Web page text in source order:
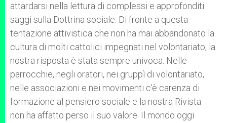
attardarsi nella lettura di complessi e approfonditi
saggi sulla Dottrina sociale. Di fronte a questa
tentazione attivistica che non ha mai abbandonato la
cultura di molti cattolici impegnati nel volontariato, la
nostra risposta è stata sempre univoca. Nelle
parrocchie, negli oratori, nei gruppì di volontariato,
nelle associazioni e nei movimenti c’è carenza di
formazione al pensiero sociale e la nostra Rivista
non ha affatto perso il suo valore. Il mondo oggi